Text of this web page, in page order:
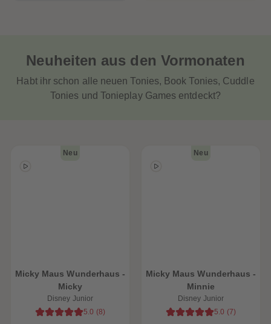
Neuheiten aus den Vormonaten
Habt ihr schon alle neuen Tonies, Book Tonies, Cuddle
Tonies und Tonieplay Games entdeckt?
Neu
Micky Maus Wunderhaus -
Micky
Disney Junior
5.0 (8)
Neu
Micky Maus Wunderhaus -
Minnie
Disney Junior
5.0 (7)